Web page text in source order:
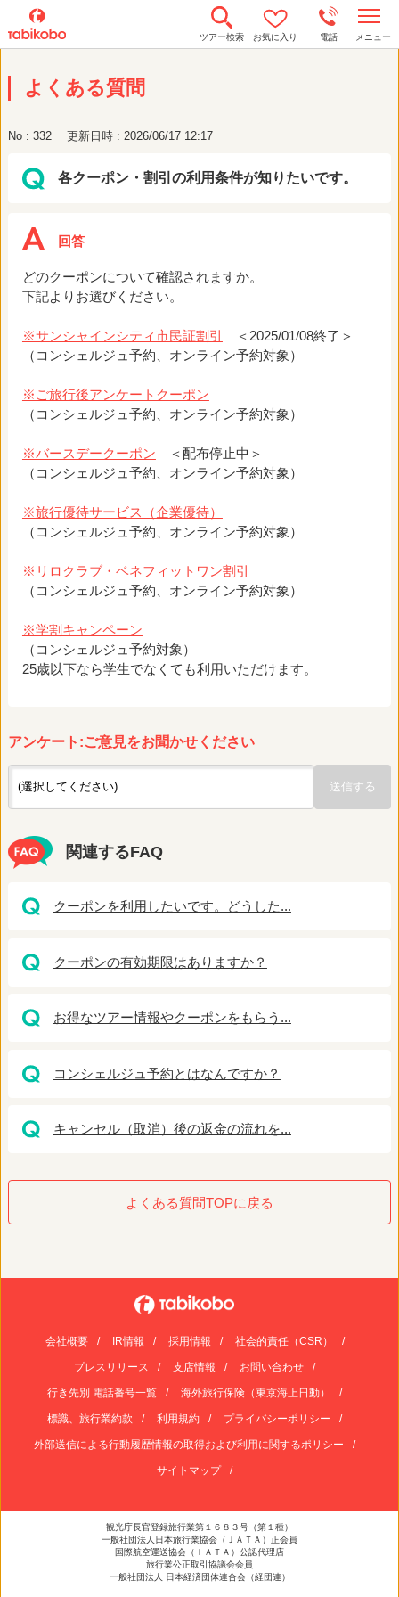
ツアー検索 お気に入り 電話 メニュー
o
よくある質問
No : 332 更新日時 : 2026/06/17 12:17
各クーポン・割引の利用条件が知りたいです。
どのクーポンについて確認されますか。
下記よりお選びください。
※サンシャインシティ市民証割引
＜2025/01/08終了＞
（コンシェルジュ予約、オンライン予約対象）
※ご旅行後アンケートクーポン
（コンシェルジュ予約、オンライン予約対象）
※バースデークーポン ＜配布停止中＞
（コンシェルジュ予約、オンライン予約対象）
※旅行優待サービス（企業優待）
（コンシェルジュ予約、オンライン予約対象）
※リロクラブ・ベネフィットワン割引
（コンシェルジュ予約、オンライン予約対象）
※学割キャンペーン
（コンシェルジュ予約対象）
25歳以下なら学生でなくても利用いただけます。
アンケート:ご意見をお聞かせください
関連するFAQ
クーポンを利用したいです。どうした...
クーポンの有効期限はありますか？
お得なツアー情報やクーポンをもらう...
コンシェルジュ予約とはなんですか？
キャンセル（取消）後の返金の流れを...
よくある質問TOPに戻る
会社概要 IR情報 採用情報 社会的責任（CSR）
プレスリリース 支店情報 お問い合わせ
行き先別 電話番号一覧 海外旅行保険（東京海上日動）
標識、旅行業約款 利用規約 プライバシーポリシー
外部送信による行動履歴情報の取得および利用に関するポリシー
サイトマップ
観光庁長官登録旅行業第１６８３号（第１種）
一般社団法人日本旅行業協会（ＪＡＴＡ）正会員
国際航空運送協会（ＩＡＴＡ）公認代理店
旅行業公正取引協議会会員
一般社団法人 日本経済団体連合会（経団連）